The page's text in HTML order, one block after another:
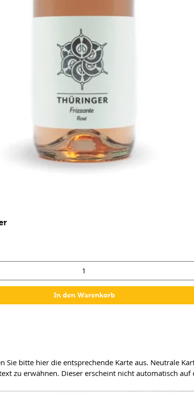
In den Warenkorb
Sie bitte hier die entsprechende Karte aus. Neutrale
zu erwähnen. Dieser erscheint nicht automatisch auf